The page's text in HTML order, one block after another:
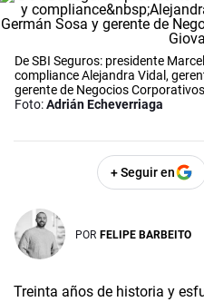
De SBI Seguros: presidente
compliance Alejandra Vidal,
gerente de Negocios
Foto:Adrián Echeverriaga
+ Seguir en
POR FELIPE BARBEITO
Treinta años de historia y